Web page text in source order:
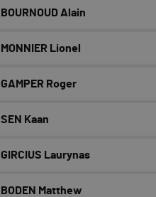
BOURNOUD Alain
MONNIER Lionel
GAMPER Roger
SEN Kaan
GIRCIUS Laurynas
BODEN Matthew